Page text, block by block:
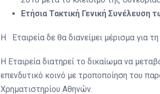
Ετήσια Τακτική Γενική Συνέλευση
H Εταιρεία δε θα διανείμει μέρισμα για
Η Εταιρεία διατηρεί το δικαίωμα να
επενδυτικό κοινό με τροποποίηση του
Χρηματιστηρίου Αθηνών.